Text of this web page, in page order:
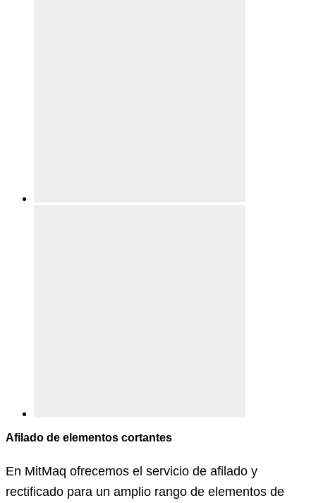
Afilado de elementos cortantes
En MitMaq ofrecemos el servicio de afilado y
rectificado para un amplio rango de elementos de